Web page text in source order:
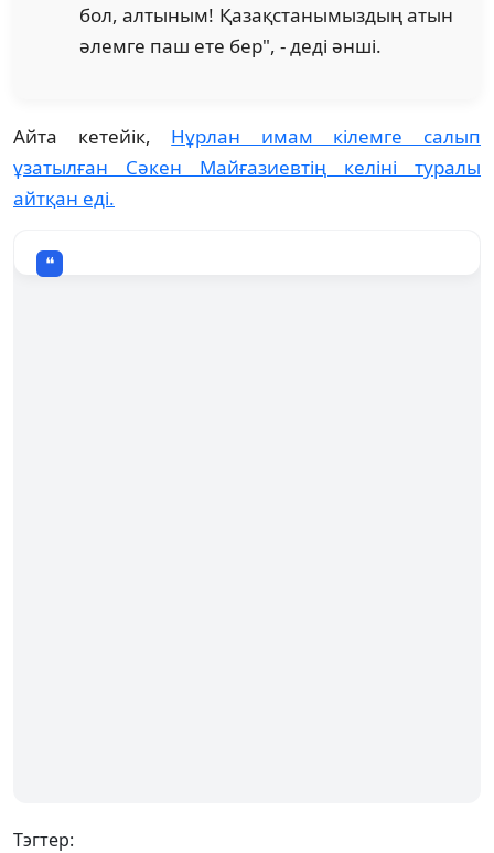
бол, алтыным! Қазақстанымыздың атын
әлемге паш ете бер", - деді әнші.
Айта кетейік, Нұрлан имам кілемге салып
ұзатылған Сәкен Майғазиевтің келіні туралы
айтқан еді.
Тэгтер: